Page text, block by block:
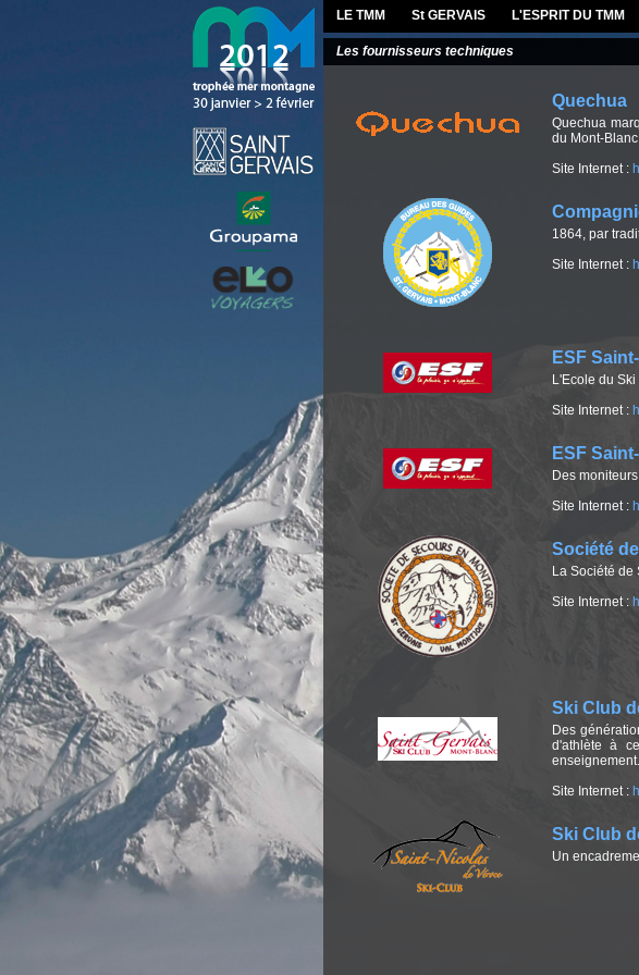
Les fournisseurs techniques
Quechua
Quechua
du Mont-
Site Internet :
1864, par
Site Internet :
ESF
L'Ecole du
Site Internet :
ESF
Des
Site Internet :
Société
La Société
Site Internet :
Ski Club
Des
d'athlète à
enseignement.
Site Internet :
Ski Club
Un
LE TMM St GERVAIS L'ESPRIT DU TMM